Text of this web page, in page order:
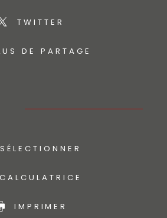
TWITTER
DE PARTAGE
SÉLECTIONNER
CALCULATRICE
IMPRIMER